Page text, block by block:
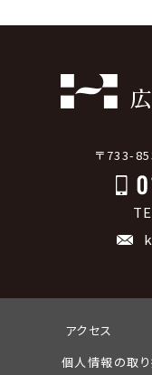
〒733-
アクセス
個人情報の取